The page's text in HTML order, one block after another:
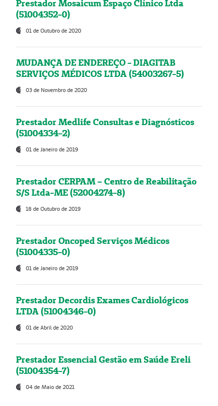
Prestador Mosaicum Espaço Clínico Ltda
(51004352-0)
01 de Outubro de 2020
MUDANÇA DE ENDEREÇO - DIAGITAB
SERVIÇOS MÉDICOS LTDA (54003267-5)
03 de Novembro de 2020
Prestador Medlife Consultas e Diagnósticos
(51004334-2)
01 de Janeiro de 2019
Prestador CERPAM – Centro de Reabilitação
S/S Ltda-ME (52004274-8)
18 de Outubro de 2019
Prestador Oncoped Serviços Médicos
(51004335-0)
01 de Janeiro de 2019
Prestador Decordis Exames Cardiológicos
LTDA (51004346-0)
01 de Abril de 2020
Prestador Essencial Gestão em Saúde Ereli
(51004354-7)
04 de Maio de 2021